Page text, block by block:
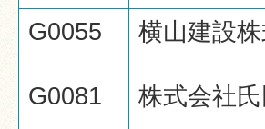
G0055
横山建設
G0081 株式会社